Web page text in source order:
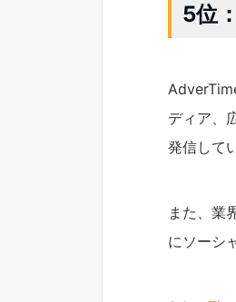
5位
ディア、
発信して
また、業
にソーシ